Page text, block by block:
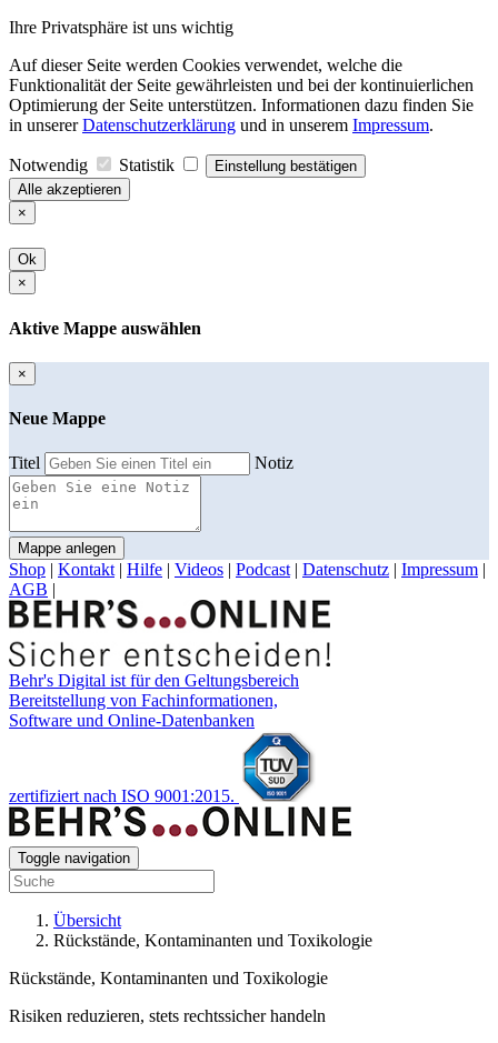
Ihre Privatsphäre ist uns wichtig
Auf dieser Seite werden Cookies verwendet, welche die
Funktionalität der Seite gewährleisten und bei der kontinuierlichen
Optimierung der Seite unterstützen. Informationen dazu finden Sie
in unsererDatenschutzerklärung und in unserem Impressum.
Notwendig Statistik
Einstellung bestätigen
Alle akzeptieren
×
Ok
×
Aktive Mappe auswählen
×
Neue Mappe
Titel Notiz
Mappe anlegen
Shop | Kontakt | Hilfe | Videos | Podcast | Datenschutz | Impressum |
AGB |
Behr's Digital ist für den Geltungsbereich
Bereitstellung von Fachinformationen,
Software und Online-Datenbanken
zertifiziert nach ISO 9001:2015.
Toggle navigation
Übersicht
Rückstände, Kontaminanten und Toxikologie
Rückstände, Kontaminanten und Toxikologie
Risiken reduzieren, stets rechtssicher handeln